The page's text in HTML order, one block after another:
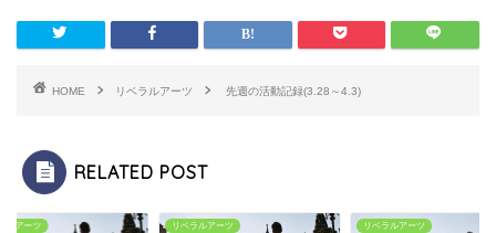
HOME リベラルアーツ 先週の活動記録(3.28～4.3)
RELATED POST
ルアーツ リベラルアーツ リベラルアーツ